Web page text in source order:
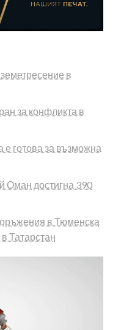
в
за конфликта в
е готова за възможна
Оман достигна 390
в Тюменска
Татарстан